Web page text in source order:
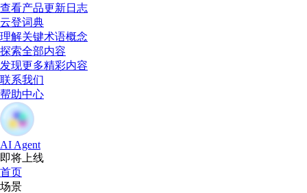
查看产品更新日志
云登词典
理解关键术语概念
探索全部内容
发现更多精彩内容
联系我们
帮助中心
AI Agent
即将上线
首页
场景